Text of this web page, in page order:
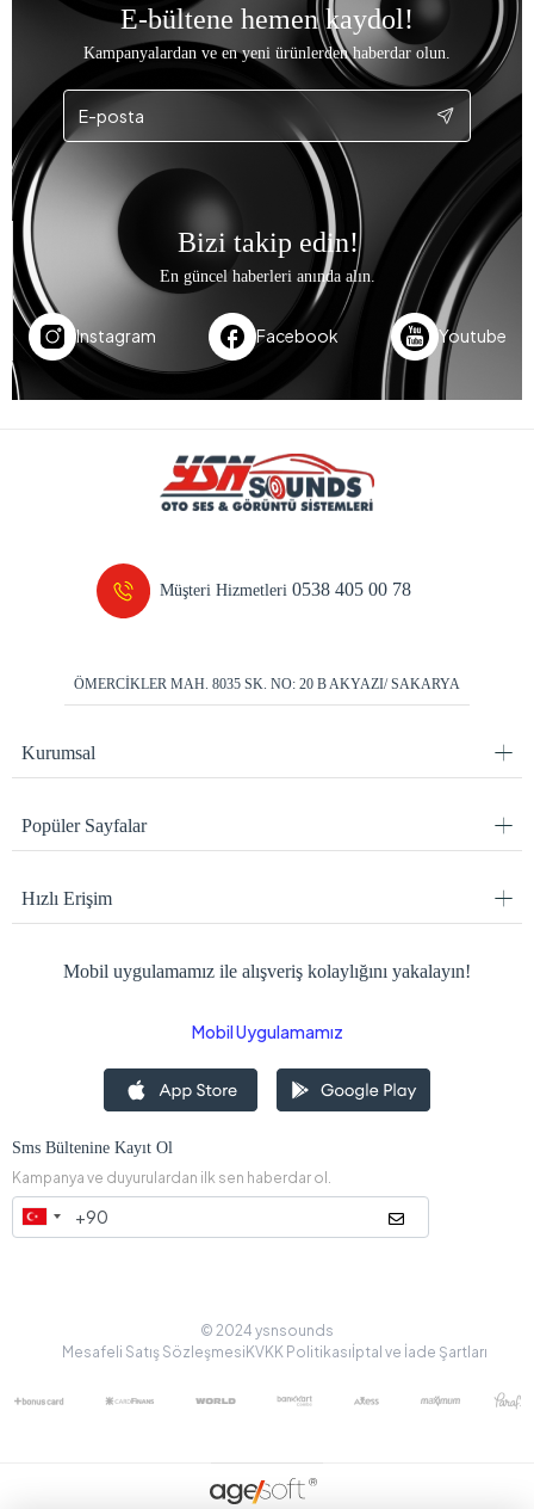
E-bültene hemen kaydol!
Kampanyalardan ve en yeni ürünlerden haberdar olun.
Bizi takip edin!
En güncel haberleri anında alın.
Instagram Facebook Youtube
Müşteri Hizmetleri0538 405 00 78
ÖMERCİKLER MAH. 8035 SK. NO: 20 B AKYAZI/ SAKARYA
Kurumsal
Popüler Sayfalar
Hızlı Erişim
Mobil uygulamamız ile alışveriş kolaylığını yakalayın!
Mobil Uygulamamız
Sms Bültenine Kayıt Ol
Kampanya ve duyurulardan ilk sen haberdar ol.
© 2024 ysnsounds
Mesafeli Satış Sözleşmesi KVKK Politikasıİptal ve İade Şartları